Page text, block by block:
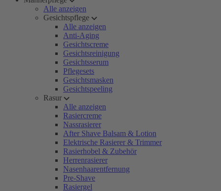
Alle anzeigen
Gesichtspflege
Alle anzeigen
Anti-Aging
Gesichtscreme
Gesichtsreinigung
Gesichtsserum
Pflegesets
Gesichtsmasken
Gesichtspeeling
Rasur
Alle anzeigen
Rasiercreme
Nassrasierer
After Shave Balsam & Lotion
Elektrische Rasierer & Trimmer
Rasierhobel & Zubehör
Herrenrasierer
Nasenhaarentfernung
Pre-Shave
Rasiergel